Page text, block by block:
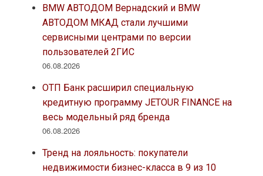
BMW АВТОДОМ Вернадский и BMW
АВТОДОМ МКАД стали лучшими
сервисными центрами по версии
пользователей 2ГИС
06.08.2026
ОТП Банк расширил специальную
кредитную программу JETOUR FINANCE на
весь модельный ряд бренда
06.08.2026
Тренд на лояльность: покупатели
недвижимости бизнес-класса в 9 из 10